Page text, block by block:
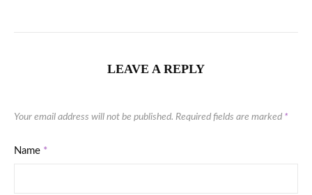
LEAVE A REPLY
Your email address will not be published. Required fields are marked *
Name *